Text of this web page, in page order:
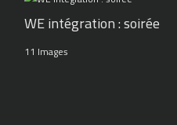
WE intégration : soirée
11 Images